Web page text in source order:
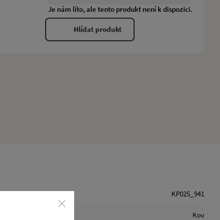
Je nám líto, ale tento produkt není k dispozici.
Hlídat produkt
KP025_941
Kov